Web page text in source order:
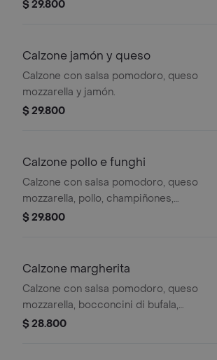
$ 29.800
Calzone jamón y queso
Calzone con salsa pomodoro, queso
mozzarella y jamón.
$ 29.800
Calzone pollo e funghi
Calzone con salsa pomodoro, queso
mozzarella, pollo, champiñones,
orégano y aceite de oliva extra virgen.
$ 29.800
Calzone margherita
Calzone con salsa pomodoro, queso
mozzarella, bocconcini di bufala,
albahaca y aceite de oliva extra
$ 28.800